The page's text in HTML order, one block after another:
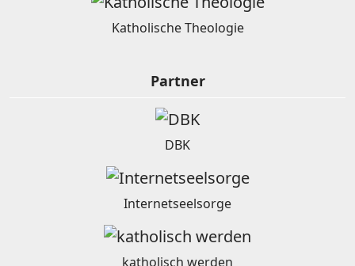
Katholische Theologie
Partner
DBK
Internetseelsorge
katholisch werden